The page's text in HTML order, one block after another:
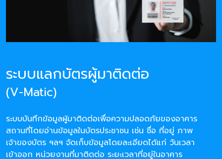
ระบบแลกบัตรผู้มาติดต่อ
(V-Matic)
ระบบบันทึกข้อมูลผู้มาติดต่อเพื่อความปลอดภัยของอาคาร
สถานที่โดยอ่านข้อมูลในบัตรประชาชน เช่น ชื่อ ที่อยู่ ภาพ
เจ้าของบัตร ฯลฯ จัดเก็บข้อมูลโดยละเอียดได้แก่ วันเวลา
เข้าออก หน่วยงานที่มาติดต่อ ระยะเวลาที่อยู่ในอาคาร